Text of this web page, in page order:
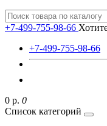
+7-499-755-98-66
+7-499-755-98-66
0 р. 0
Список категорий